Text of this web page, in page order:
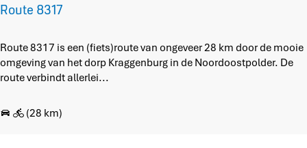
g
b
u
r
,
Route 8317
R
o
u
e
Route 8317 is een (fiets)route van ongeveer 28 km door de mooie
omgeving van het dorp Kraggenburg in de Noordoostpolder. De
route verbindt allerlei...
(28 km)